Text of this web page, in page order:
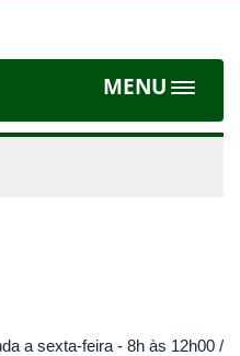
MENU
Toggle
a sexta-feira - 8h às 12h00 /